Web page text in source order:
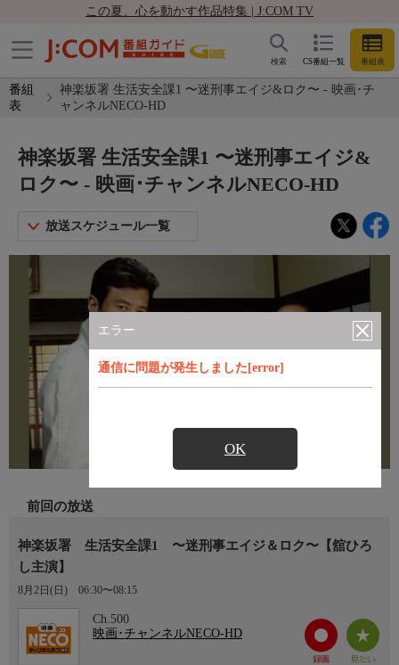
この夏、心を動かす作品特集 | J:COM TV
CS番組一覧 番組表
検索
番組
表
神楽坂署 生活安全課1 〜迷刑事エイジ&ロク〜 - 映画･チ
ャンネルNECO-HD
エラー
通信に問題が発生しました[error]
OK
神楽坂署 生活安全課1 〜迷刑事エイジ&
ロク〜 - 映画･チャンネルNECO-HD
放送スケジュール一覧
前回の放送
神楽坂署 生活安全課1 〜迷刑事エイジ＆ロク〜【舘ひろ
し主演】
8月2日(日) 06:30〜08:15
Ch.500
映画･チャンネルNECO-HD